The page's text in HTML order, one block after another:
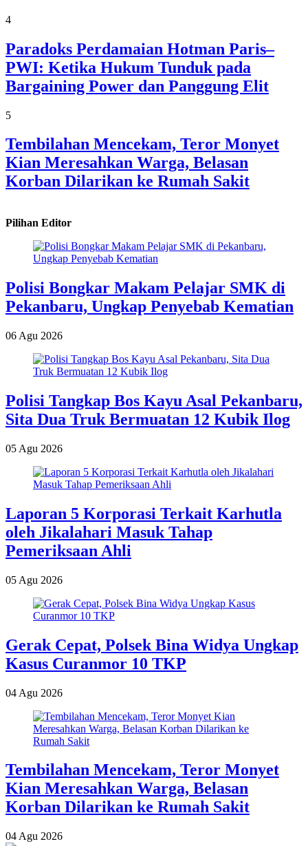
4
Paradoks Perdamaian Hotman Paris–
PWI: Ketika Hukum Tunduk pada
Bargaining Power dan Panggung Elit
5
Tembilahan Mencekam, Teror Monyet
Kian Meresahkan Warga, Belasan
Korban Dilarikan ke Rumah Sakit
Pilihan Editor
Polisi Bongkar Makam Pelajar SMK di
Pekanbaru, Ungkap Penyebab Kematian
06 Agu 2026
Polisi Tangkap Bos Kayu Asal Pekanbaru,
Sita Dua Truk Bermuatan 12 Kubik Ilog
05 Agu 2026
Laporan 5 Korporasi Terkait Karhutla
oleh Jikalahari Masuk Tahap
Pemeriksaan Ahli
05 Agu 2026
Gerak Cepat, Polsek Bina Widya Ungkap
Kasus Curanmor 10 TKP
04 Agu 2026
Tembilahan Mencekam, Teror Monyet
Kian Meresahkan Warga, Belasan
Korban Dilarikan ke Rumah Sakit
04 Agu 2026